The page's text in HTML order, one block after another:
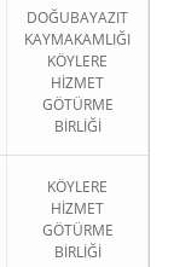
DOĞUBAYAZIT
KAYMAKAMLIĞI
KÖYLERE
HİZMET
GÖTÜRME
BİRLİĞİ
KÖYLERE
HİZMET
GÖTÜRME
BİRLİĞİ